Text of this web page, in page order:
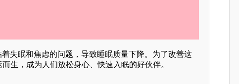
失眠和焦虑的问题，导致睡眠质量下降。为了改善这
生，成为人们放松身心、快速入眠的好伙伴。